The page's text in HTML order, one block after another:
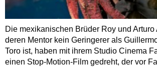
Die mexikanischen Brüder Roy und Arturo
deren Mentor kein Geringerer als
Toro ist, haben mit ihrem Studio Cinema
einen Stop-Motion-Film gedreht, der vor